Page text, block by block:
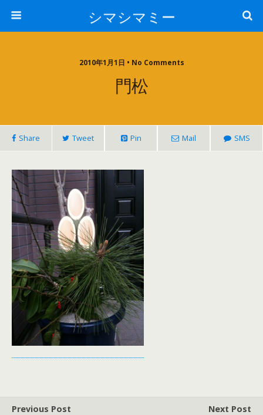
シマシマミー
2010年1月1日 • No Comments
門松
Share Tweet Pin Mail SMS
Previous Post
Next Post